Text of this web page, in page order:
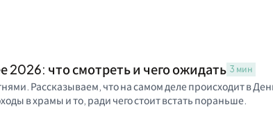
что смотреть и чего ожидать 3 мин
Рассказываем, что на самом деле происходит в
в храмы и то, ради чего стоит встать пораньше.